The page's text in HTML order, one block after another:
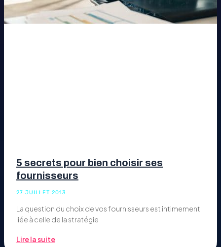
5 secrets pour bien choisir ses
fournisseurs
27 JUILLET 2013
La question du choix de vos fournisseurs est intimement
liée à celle de la stratégie
Lire la suite